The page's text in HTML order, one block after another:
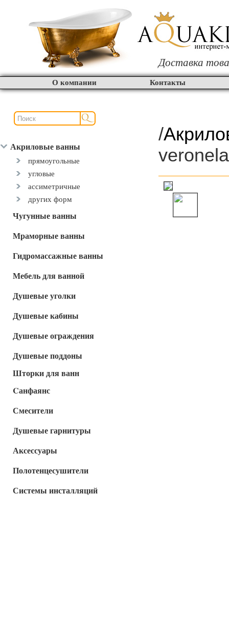
Доставка
О компании Контакты
Акриловые ванны
прямоугольные
угловые
ассиметричные
других форм
Чугунные ванны
Мраморные ванны
Гидромассажные ванны
Мебель для ванной
Душевые уголки
Душевые кабины
Душевые ограждения
Душевые поддоны
Шторки для ванн
Cанфаянс
Смесители
Душевые гарнитуры
Аксессуары
Полотенцесушители
Системы инсталляций
/